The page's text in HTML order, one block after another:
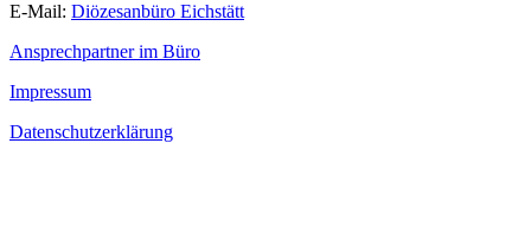
E-Mail: Diözesanbüro Eichstätt
Ansprechpartner im Büro
Impressum
Datenschutzerklärung